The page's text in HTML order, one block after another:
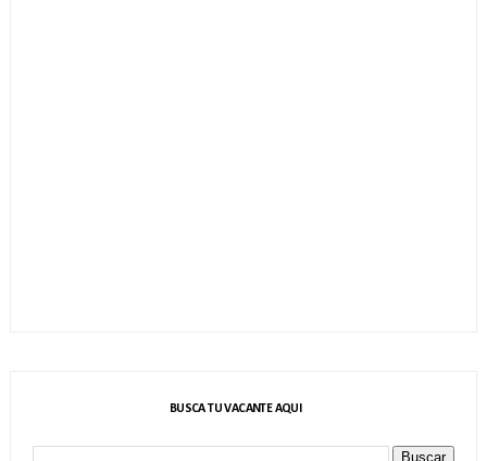
BUSCA TU VACANTE AQUI